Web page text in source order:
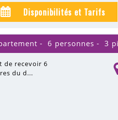
Disponibilités et Tarifs
6 personnes 3
de recevoir 6
du d...